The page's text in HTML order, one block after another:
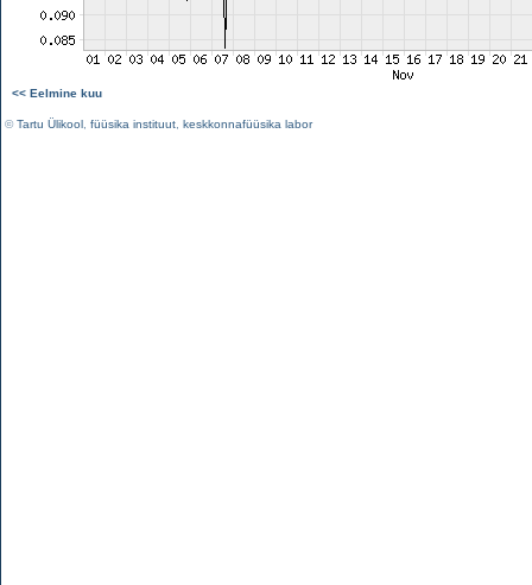
<< Eelmine kuu
©Tartu Ülikool füüsika instituut keskkonnafüüsika labor